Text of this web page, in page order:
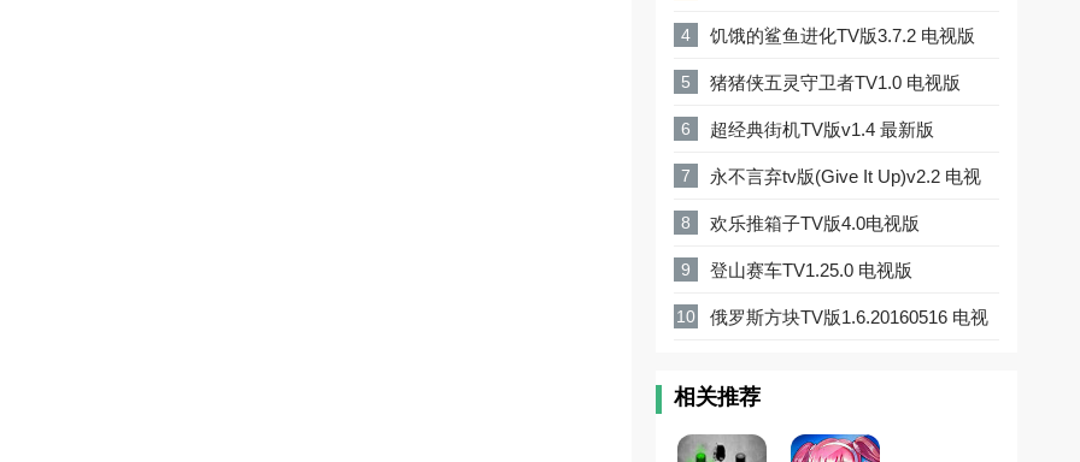
4
4 饥饿的鲨鱼进化TV版3.7.2 电视版
5
5 猪猪侠五灵守卫者TV1.0 电视版
6
6 超经典街机TV版v1.4 最新版
7
7 永不言弃tv版(Give It Up)v2.2 电视
8
8 欢乐推箱子TV版4.0电视版
9
9 登山赛车TV1.25.0 电视版
10
10 俄罗斯方块TV版1.6.20160516 电视
相关推荐